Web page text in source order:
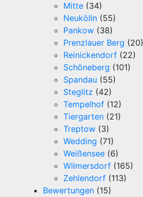
Mitte (34)
Neukölln (55)
Pankow (38)
Prenzlauer Berg (20)
Reinickendorf (22)
Schöneberg (101)
Spandau (55)
Steglitz (42)
Tempelhof (12)
Tiergarten (21)
Treptow (3)
Wedding (71)
Weißensee (6)
Wilmersdorf (165)
Zehlendorf (113)
Bewertungen (15)